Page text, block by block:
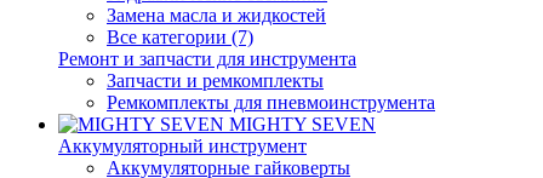
Замена масла и жидкостей
Все категории (7)
Ремонт и запчасти для инструмента
Запчасти и ремкомплекты
Ремкомплекты для пневмоинструмента
MIGHTY SEVEN
Аккумуляторный инструмент
Аккумуляторные гайковерты